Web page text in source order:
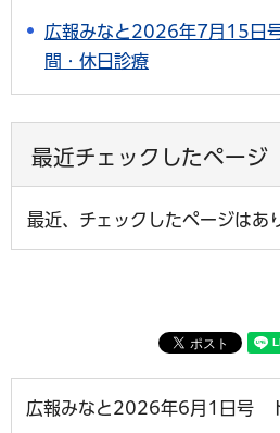
広報みなと2026年7月15
間・休日診療
最近チェックしたページ
最近、チェックしたページはあ
広報みなと2026年6月1日号